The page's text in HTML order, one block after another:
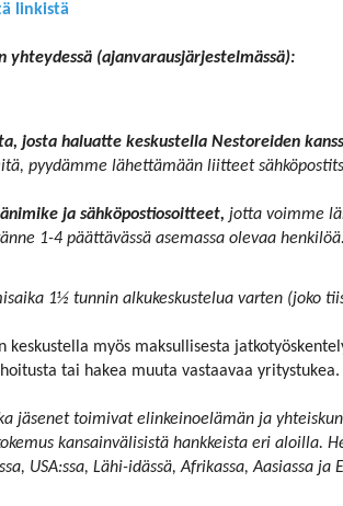
linkistä
(ajanvarausjärjestelmässä):
josta haluatte keskustella Nestoreiden
pyydämme lähettämään liitteet
ja sähköpostiosoitteet, jotta voimme
1-4 päättävässä asemassa olevaa henkilöä.
1½ tunnin alkukeskustelua varten (joko
myös maksullisesta
tai hakea muuta vastaavaa yritystukea.
jäsenet toimivat elinkeinoelämän ja
kansainvälisistä hankkeista eri aloilla.
USA:ssa, Lähi-idässä, Afrikassa, Aasiassa ja